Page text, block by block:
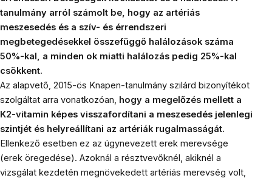
tanulmány arról számolt be, hogy az artériás
meszesedés és a szív- és érrendszeri
megbetegedésekkel összefüggő halálozások száma
50%-kal, a minden ok miatti halálozás pedig 25%-kal
csökkent.
Az alapvető, 2015-ös Knapen-tanulmány szilárd bizonyítékot
szolgáltat arra vonatkozóan, hogy a megelőzés mellett a
K2-vitamin képes visszafordítani a meszesedés jelenlegi
szintjét és helyreállítani az artériák rugalmasságát.
Ellenkező esetben ez az úgynevezett erek merevsége
(erek öregedése). Azoknál a résztvevőknél, akiknél a
vizsgálat kezdetén megnövekedett artériás merevség volt,